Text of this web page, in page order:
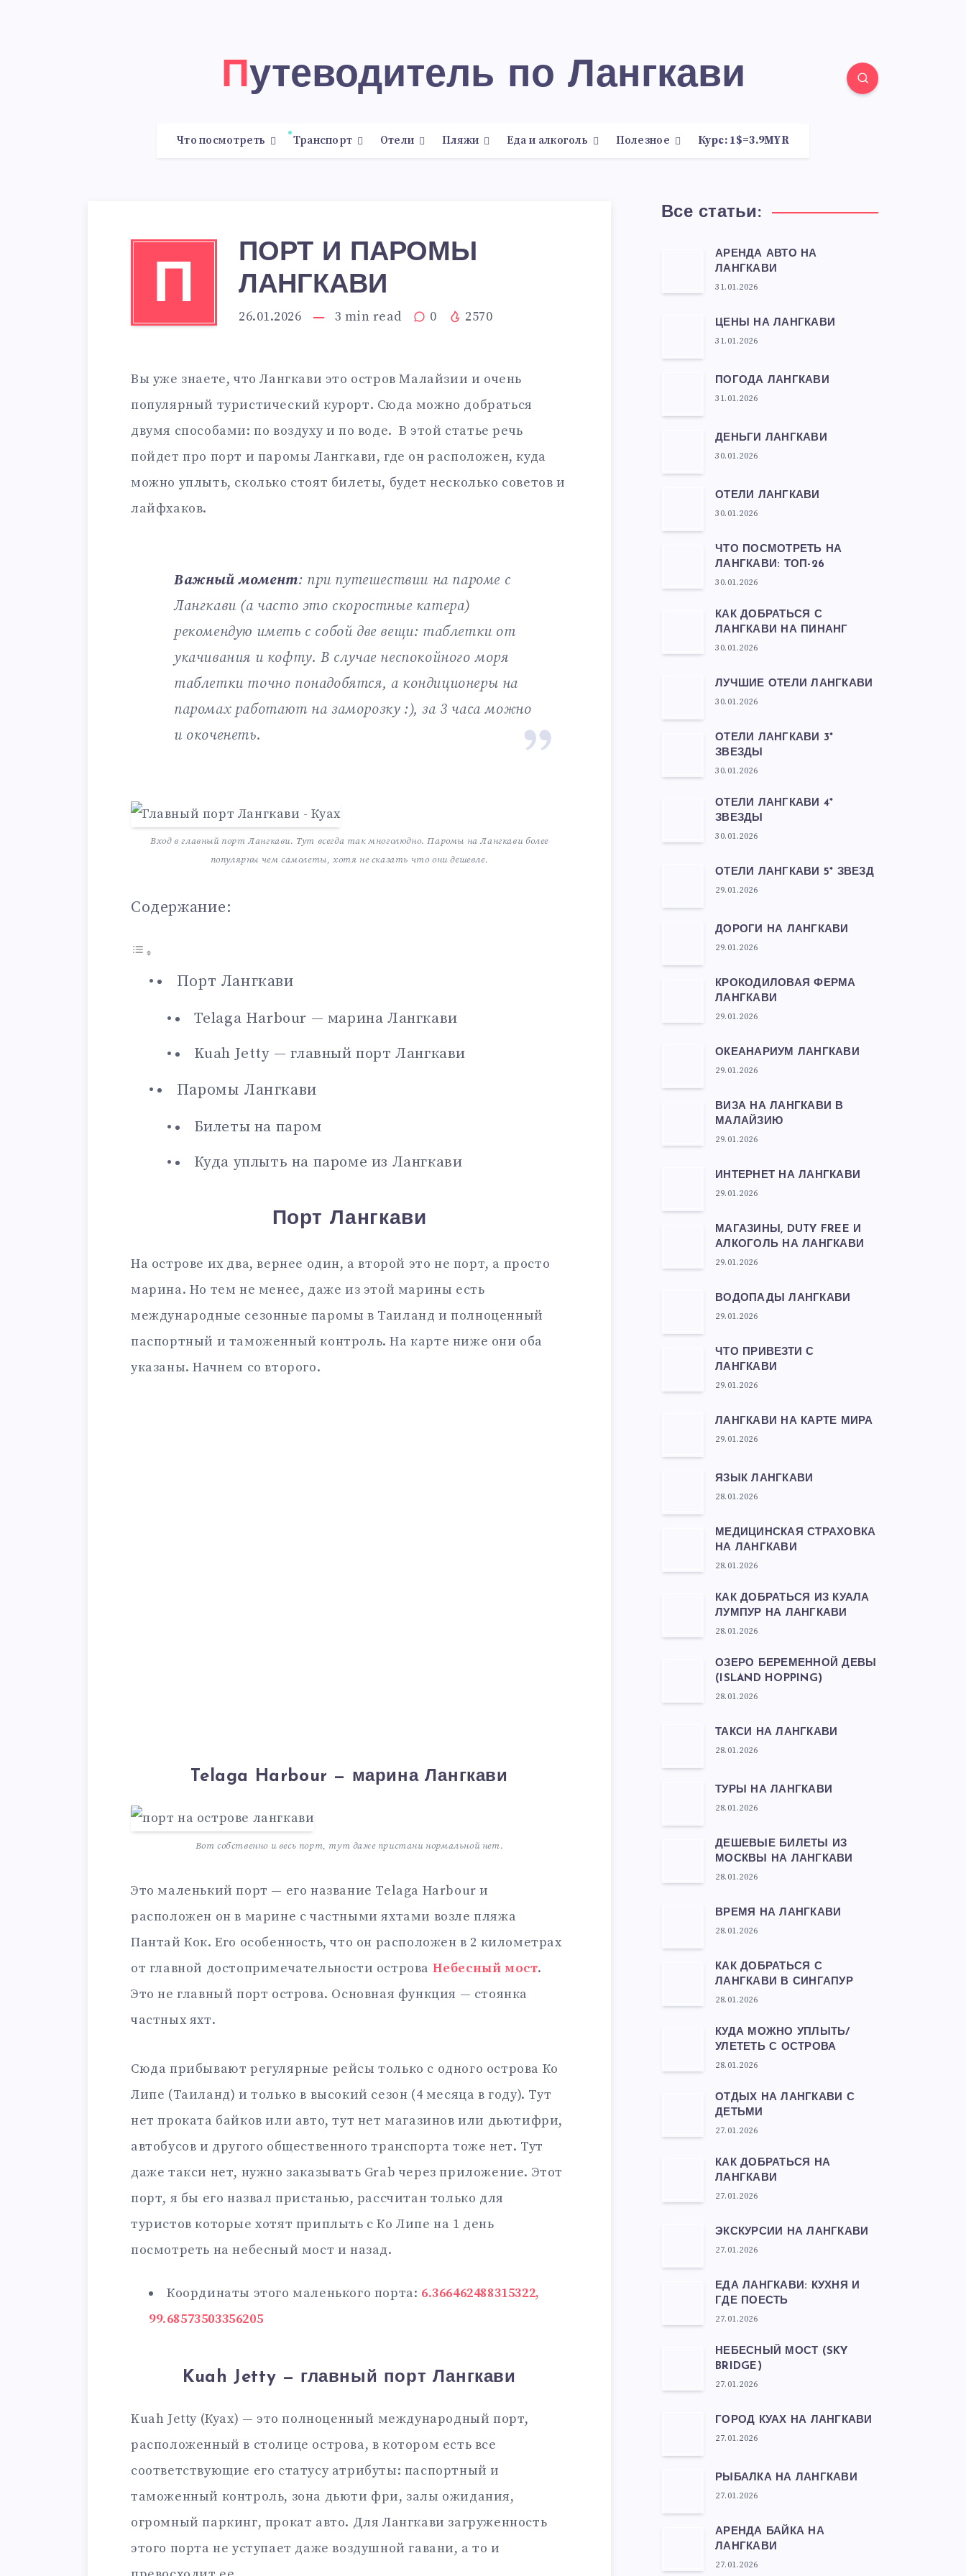
Путеводитель по Лангкави
Что посмотреть Транспорт Отели Пляжи Еда и алкоголь Полезное Курс: 1$=3.9MYR
П
ПОРТ И ПАРОМЫ
ЛАНГКАВИ
26.01.2026 3 min read 0 2570
Вы уже знаете, что Лангкави это остров Малайзии и очень
популярный туристический курорт. Сюда можно добраться
двумя способами: по воздуху и по воде. В этой статье речь
пойдет про порт и паромы Лангкави, где он расположен, куда
можно уплыть, сколько стоят билеты, будет несколько советов и
лайфхаков.
Важный момент: при путешествии на пароме с
Лангкави (а часто это скоростные катера)
рекомендую иметь с собой две вещи: таблетки от
укачивания и кофту. В случае неспокойного моря
таблетки точно понадобятся, а кондиционеры на
паромах работают на заморозку :), за 3 часа можно
и окоченеть.
Вход в главный порт Лангкави. Тут всегда так многолюдно. Паромы на Лангкави более
популярны чем самолеты, хотя не сказать что они дешевле.
Содержание:
Порт Лангкави
Telaga Harbour — марина Лангкави
Kuah Jetty — главный порт Лангкави
Паромы Лангкави
Билеты на паром
Куда уплыть на пароме из Лангкави
Порт Лангкави
На острове их два, вернее один, а второй это не порт, а просто
марина. Но тем не менее, даже из этой марины есть
международные сезонные паромы в Таиланд и полноценный
паспортный и таможенный контроль. На карте ниже они оба
указаны. Начнем со второго.
Telaga Harbour — марина Лангкави
Вот собственно и весь порт, тут даже пристани нормальной нет.
Это маленький порт — его название Telaga Harbour и
расположен он в марине с частными яхтами возле пляжа
Пантай Кок. Его особенность, что он расположен в 2 километрах
от главной достопримечательности острова Небесный мост.
Это не главный порт острова. Основная функция — стоянка
частных яхт.
Сюда прибывают регулярные рейсы только с одного острова Ко
Липе (Таиланд) и только в высокий сезон (4 месяца в году). Тут
нет проката байков или авто, тут нет магазинов или дьютифри,
автобусов и другого общественного транспорта тоже нет. Тут
даже такси нет, нужно заказывать Grab через приложение. Этот
порт, я бы его назвал пристанью, рассчитан только для
туристов которые хотят приплыть с Ко Липе на 1 день
посмотреть на небесный мост и назад.
Координаты этого маленького порта: 6.366462488315322,
99.68573503356205
Kuah Jetty — главный порт Лангкави
Kuah Jetty (Куах) — это полноценный международный порт,
расположенный в столице острова, в котором есть все
соответствующие его статусу атрибуты: паспортный и
таможенный контроль, зона дьюти фри, залы ожидания,
огромный паркинг, прокат авто. Для Лангкави загруженность
этого порта не уступает даже воздушной гавани, а то и
Все статьи:
АРЕНДА АВТО НА
ЛАНГКАВИ
31.01.2026
ЦЕНЫ НА ЛАНГКАВИ
31.01.2026
ПОГОДА ЛАНГКАВИ
31.01.2026
ДЕНЬГИ ЛАНГКАВИ
30.01.2026
ОТЕЛИ ЛАНГКАВИ
30.01.2026
ЧТО ПОСМОТРЕТЬ НА
ЛАНГКАВИ: ТОП-26
30.01.2026
КАК ДОБРАТЬСЯ С
ЛАНГКАВИ НА ПИНАНГ
30.01.2026
ЛУЧШИЕ ОТЕЛИ ЛАНГКАВИ
30.01.2026
ОТЕЛИ ЛАНГКАВИ 3*
ЗВЕЗДЫ
30.01.2026
ОТЕЛИ ЛАНГКАВИ 4*
ЗВЕЗДЫ
30.01.2026
ОТЕЛИ ЛАНГКАВИ 5* ЗВЕЗД
29.01.2026
ДОРОГИ НА ЛАНГКАВИ
29.01.2026
КРОКОДИЛОВАЯ ФЕРМА
ЛАНГКАВИ
29.01.2026
ОКЕАНАРИУМ ЛАНГКАВИ
29.01.2026
ВИЗА НА ЛАНГКАВИ В
МАЛАЙЗИЮ
29.01.2026
ИНТЕРНЕТ НА ЛАНГКАВИ
29.01.2026
МАГАЗИНЫ, DUTY FREE И
АЛКОГОЛЬ НА ЛАНГКАВИ
29.01.2026
ВОДОПАДЫ ЛАНГКАВИ
29.01.2026
ЧТО ПРИВЕЗТИ С
ЛАНГКАВИ
29.01.2026
ЛАНГКАВИ НА КАРТЕ МИРА
29.01.2026
ЯЗЫК ЛАНГКАВИ
28.01.2026
МЕДИЦИНСКАЯ СТРАХОВКА
НА ЛАНГКАВИ
28.01.2026
КАК ДОБРАТЬСЯ ИЗ КУАЛА
ЛУМПУР НА ЛАНГКАВИ
28.01.2026
ОЗЕРО БЕРЕМЕННОЙ ДЕВЫ
(ISLAND HOPPING)
28.01.2026
ТАКСИ НА ЛАНГКАВИ
28.01.2026
ТУРЫ НА ЛАНГКАВИ
28.01.2026
ДЕШЕВЫЕ БИЛЕТЫ ИЗ
МОСКВЫ НА ЛАНГКАВИ
28.01.2026
ВРЕМЯ НА ЛАНГКАВИ
28.01.2026
КАК ДОБРАТЬСЯ С
ЛАНГКАВИ В СИНГАПУР
28.01.2026
КУДА МОЖНО УПЛЫТЬ/
УЛЕТЕТЬ С ОСТРОВА
28.01.2026
ОТДЫХ НА ЛАНГКАВИ С
ДЕТЬМИ
27.01.2026
КАК ДОБРАТЬСЯ НА
ЛАНГКАВИ
27.01.2026
ЭКСКУРСИИ НА ЛАНГКАВИ
27.01.2026
ЕДА ЛАНГКАВИ: КУХНЯ И
ГДЕ ПОЕСТЬ
27.01.2026
НЕБЕСНЫЙ МОСТ (SKY
BRIDGE)
27.01.2026
ГОРОД КУАХ НА ЛАНГКАВИ
27.01.2026
РЫБАЛКА НА ЛАНГКАВИ
27.01.2026
АРЕНДА БАЙКА НА
ЛАНГКАВИ
27.01.2026